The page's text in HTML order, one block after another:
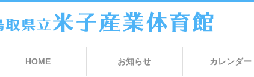
HOME お知らせ カレンダー